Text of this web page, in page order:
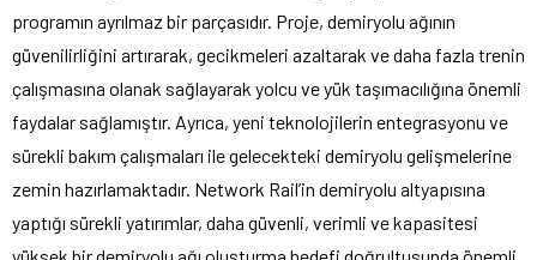
programın ayrılmaz bir parçasıdır. Proje, demiryolu ağının
güvenilirliğini artırarak, gecikmeleri azaltarak ve daha fazla trenin
çalışmasına olanak sağlayarak yolcu ve yük taşımacılığına önemli
faydalar sağlamıştır. Ayrıca, yeni teknolojilerin entegrasyonu ve
sürekli bakım çalışmaları ile gelecekteki demiryolu gelişmelerine
zemin hazırlamaktadır. Network Rail’in demiryolu altyapısına
yaptığı sürekli yatırımlar, daha güvenli, verimli ve kapasitesi